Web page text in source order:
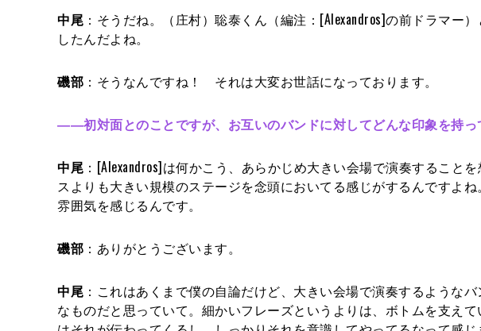
中尾 ：そうだね。（庄村）聡泰くん（編注：[Alexandros]の前ドラマー
したんだよね。
磯部 ：そうなんですね！ それは大変お世話になっております。
――初対面とのことですが、お互いのバンドに対してどんな印象を持っ
中尾 ：[Alexandros]は何かこう、あらかじめ大きい会場で演奏すること
スよりも大きい規模のステージを念頭においてる感じがするんですよ
雰囲気を感じるんです。
磯部 ：ありがとうございます。
中尾 ：これはあくまで僕の自論だけど、大きい会場で演奏するような
なものだと思っていて。細かいフレーズというよりは、ボトムを支え